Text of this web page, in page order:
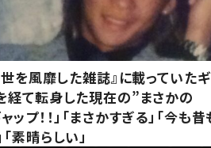
を風靡した雑誌』に載っていた
経て転身した現在の”まさかの
プ！！」「まさかすぎる」「今も昔
素晴らしい」